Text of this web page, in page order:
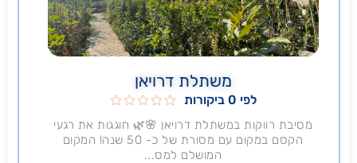
משתלת דרויאן
לפי 0 ביקורות 




מסיבת רווקות במשתלת דרויאן 🌸🌿 חוגגות את רגעי
הקסם במקום עם מסורת של כ- 50 שנה! המקום
המושלם למס...